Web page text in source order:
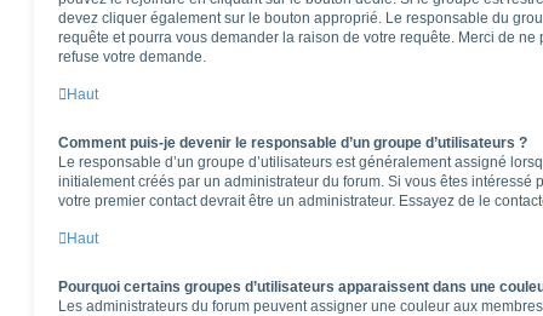
devez cliquer également sur le bouton approprié. Le responsable du
requête et pourra vous demander la raison de votre requête. Merci de
refuse votre demande.
Haut
Comment puis-je devenir le responsable d’un groupe d’utilisateurs ?
Le responsable d’un groupe d’utilisateurs est généralement assigné
initialement créés par un administrateur du forum. Si vous êtes intéressé
votre premier contact devrait être un administrateur. Essayez de le
Haut
Pourquoi certains groupes d’utilisateurs apparaissent dans une
Les administrateurs du forum peuvent assigner une couleur aux